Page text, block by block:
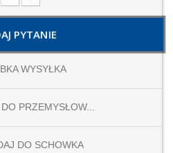
PYTANIE
WYSYŁKA
PRZEMYSŁOW...
DO SCHOWKA